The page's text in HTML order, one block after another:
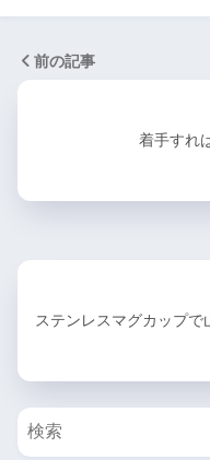
前の記事
着手すれ
ステンレスマグカップで